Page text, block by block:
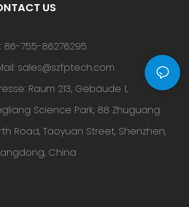
US
86-755-86276295
sales@szfptech.com
Raum 213, Gebäude 1,
Science Park, 88 Zhuguang
Road, Taoyuan Street, Shenzhen,
China